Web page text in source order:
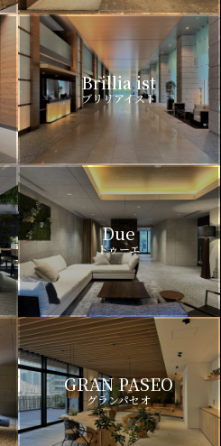
Brillia ist
ブリリアイスト
Due
ドゥーエ
GRAN PASEO
グランパセオ